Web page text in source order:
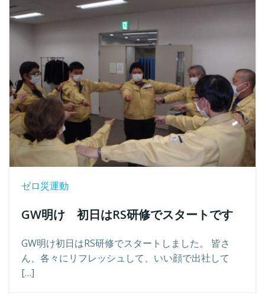
ゼロ災運動
GW明け 初日はRS研修でスタートです
GW明け初日はRS研修でスタートしました。 皆さ
ん、各々にリフレッシュして、いい顔で出社して
[…]